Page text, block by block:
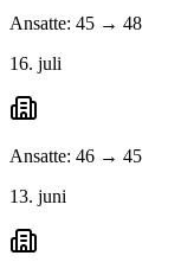
Ansatte: 45 → 48
16. juli
Ansatte: 46 → 45
13. juni